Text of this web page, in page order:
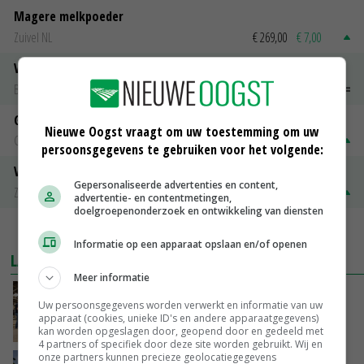
Magere melkpoeder
Zuivel NL
€ 269,00 € 7,00
Vleeskuikens 2001-2600 gr
Barneveld
€ 1,09
Gerst
Groningen
€ 197,00 € 2,00
Volle melkpoeder
Zuivel NL
€ 345,00
LAATSTE NIEUWS
boeren nu erkenning
VANDAAG, 07:00
Nieuwe Oogst vraagt om uw toestemming om uw
persoonsgegevens te gebruiken voor het volgende:
Gepersonaliseerde advertenties en content,
advertentie- en contentmetingen,
doelgroepenonderzoek en ontwikkeling van diensten
Informatie op een apparaat opslaan en/of openen
Meer informatie
Uw persoonsgegevens worden verwerkt en informatie van uw
apparaat (cookies, unieke ID's en andere apparaatgegevens)
kan worden opgeslagen door, geopend door en gedeeld met
4 partners of specifiek door deze site worden gebruikt. Wij en
onze partners kunnen precieze geolocatiegegevens